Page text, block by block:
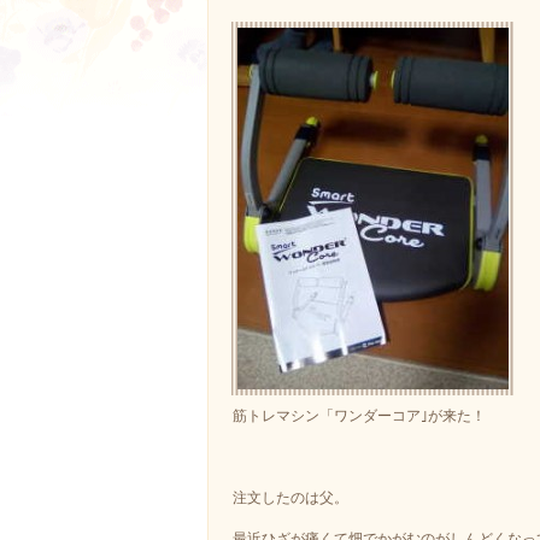
筋トレマシン「ワンダーコア｣が来た！
注文したのは父。